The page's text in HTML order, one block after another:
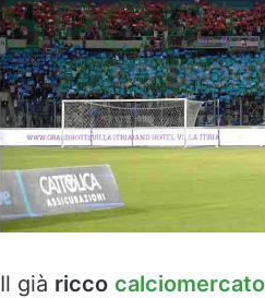
Il già ricco calciomercato